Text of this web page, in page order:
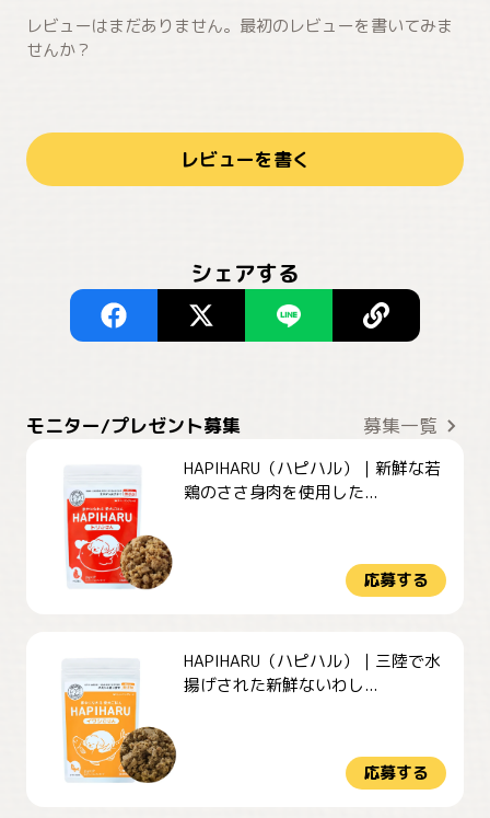
レビューはまだありません。最初のレビューを書いてみま
せんか？
レビューを書く
シェアする
モニター/プレゼント募集 募集一覧
HAPIHARU（ハピハル）｜新鮮な若
鶏のささ身肉を使用した...
応募する
HAPIHARU（ハピハル）｜三陸で水
揚げされた新鮮ないわし...
応募する